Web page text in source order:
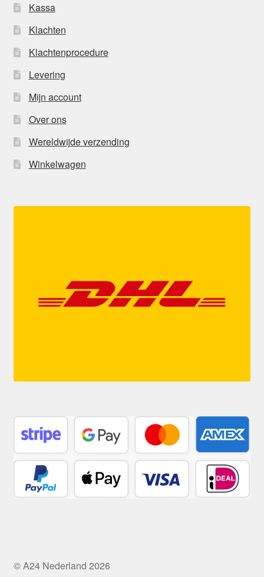
Kassa
Klachten
Klachtenprocedure
Levering
Mijn account
Over ons
Wereldwijde verzending
Winkelwagen
© A24 Nederland 2026